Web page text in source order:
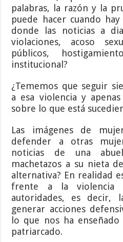
palabras, la razón y la
puede hacer cuando
donde las noticias a
violaciones, acoso
públicos,
institucional?
¿Tememos que seguir
a esa violencia y
sobre lo que está
Las imágenes de
defender a otras
noticias de una
machetazos a su nieta
alternativa? En realidad
frente a la
autoridades, es decir,
generar acciones
lo que nos ha
patriarcado.